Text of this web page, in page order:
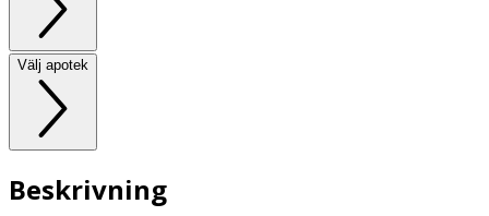
Välj apotek
Beskrivning